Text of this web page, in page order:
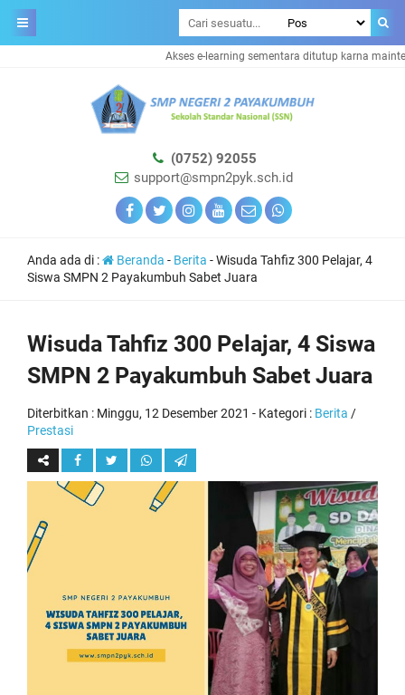
Akses e-learning sementara ditutup karna
(0752) 92055
support@smpn2pyk.sch.id
Anda ada di : Beranda - Berita -Wisuda Tahfiz 300 Pelajar, 4
Siswa SMPN 2 Payakumbuh Sabet Juara
Wisuda Tahfiz 300 Pelajar, 4 Siswa
SMPN 2 Payakumbuh Sabet Juara
Diterbitkan : Minggu, 12 Desember 2021 - Kategori : Berita /
Prestasi